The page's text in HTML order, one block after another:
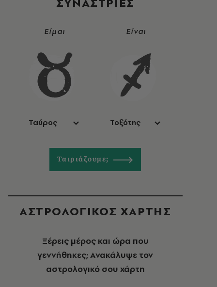
Είμαι
Ταύρος
Είναι
Τοξότης
Ταιριάζουμε;
ΑΣΤΡΟΛΟΓΙΚΟΣ ΧΑΡΤΗΣ
Ξέρεις μέρος και ώρα που
γεννήθηκες; Ανακάλυψε τον
αστρολογικό σου χάρτη